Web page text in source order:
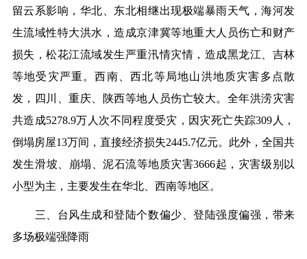
留云系影响，华北、东北相继出现极端暴雨天气，海河发
生流域性特大洪水，造成京津冀等地重大人员伤亡和财产
损失，松花江流域发生严重汛情灾情，造成黑龙江、吉林
等地受灾严重。西南、西北等局地山洪地质灾害多点散
发，四川、重庆、陕西等地人员伤亡较大。全年洪涝灾害
共造成5278.9万人次不同程度受灾，因灾死亡失踪309人，
倒塌房屋13万间，直接经济损失2445.7亿元。此外，全国共
发生滑坡、崩塌、泥石流等地质灾害3666起，灾害级别以
小型为主，主要发生在华北、西南等地区。
三、台风生成和登陆个数偏少、登陆强度偏强，带来
多场极端强降雨